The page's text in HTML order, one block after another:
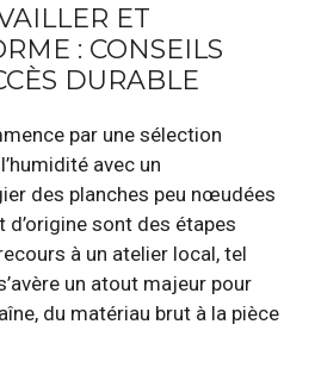
ET
: CONSEILS
DURABLE
par une sélection
avec un
des planches peu nœudées
sont des étapes
à un atelier local, tel
un atout majeur pour
du matériau brut à la pièce